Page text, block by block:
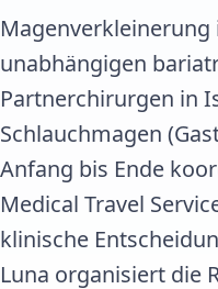
unabhängigen
Partnerchirurgen in
Schlauchmagen
Anfang bis Ende
Medical Travel
klinische
Luna organisiert die